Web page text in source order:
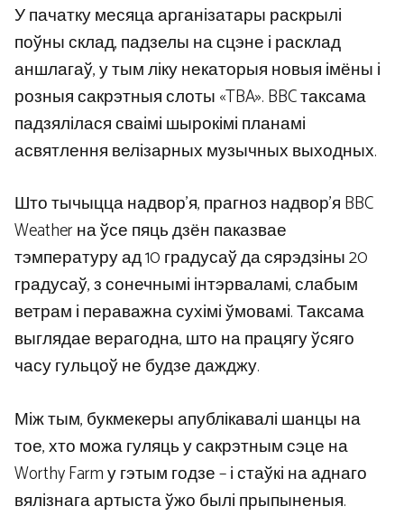
У пачатку месяца арганізатары раскрылі
поўны склад, падзелы на сцэне і расклад
аншлагаў, у тым ліку некаторыя новыя імёны і
розныя сакрэтныя слоты «TBA». BBC таксама
падзялілася сваімі шырокімі планамі
асвятлення велізарных музычных выходных.
Што тычыцца надвор’я, прагноз надвор’я BBC
Weather на ўсе пяць дзён паказвае
тэмпературу ад 10 градусаў да сярэдзіны 20
градусаў, з сонечнымі інтэрваламі, слабым
ветрам і пераважна сухімі ўмовамі. Таксама
выглядае верагодна, што на працягу ўсяго
часу гульцоў не будзе дажджу.
Між тым, букмекеры апублікавалі шанцы на
тое, хто можа гуляць у сакрэтным сэце на
Worthy Farm у гэтым годзе – і стаўкі на аднаго
вялізнага артыста ўжо былі прыпыненыя.